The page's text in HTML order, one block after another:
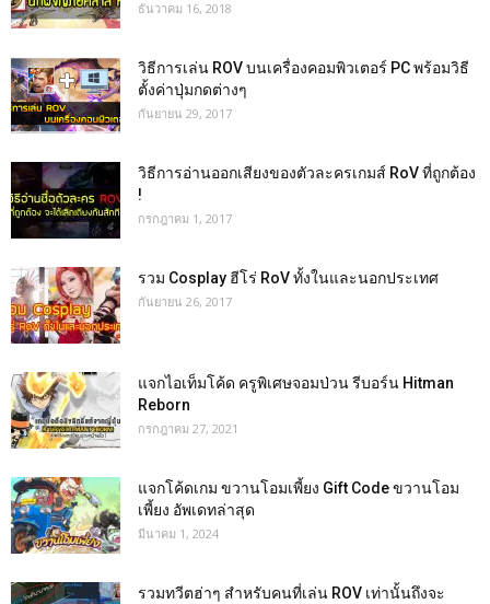
ธันวาคม 16, 2018
วิธีการเล่น ROV บนเครื่องคอมพิวเตอร์ PC พร้อมวิธี
ตั้งค่าปุ่มกดต่างๆ
กันยายน 29, 2017
วิธีการอ่านออกเสียงของตัวละครเกมส์ RoV ที่ถูกต้อง
!
กรกฎาคม 1, 2017
รวม Cosplay ฮีโร่ RoV ทั้งในและนอกประเทศ
กันยายน 26, 2017
แจกไอเท็มโค้ด ครูพิเศษจอมป่วน รีบอร์น Hitman
Reborn
กรกฎาคม 27, 2021
แจกโค้ดเกม ขวานโอมเพี้ยง Gift Code ขวานโอม
เพี้ยง อัพเดทล่าสุด
มีนาคม 1, 2024
รวมทวีตฮ่าๆ สำหรับคนที่เล่น ROV เท่านั้นถึงจะ